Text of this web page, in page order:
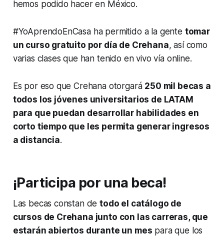
hemos podido hacer en México.
#YoAprendoEnCasa ha permitido a la gente tomar
un curso gratuito por día de Crehana, así como
varias clases que han tenido en vivo vía online.
Es por eso que Crehana otorgará 250 mil becas a
todos los jóvenes universitarios de LATAM
para que puedan desarrollar habilidades en
corto tiempo que les permita generar ingresos
a distancia.
¡Participa por una beca!
Las becas constan detodo el catálogo de
cursos de Crehana junto con las carreras, que
estarán abiertos durante un mes para que los